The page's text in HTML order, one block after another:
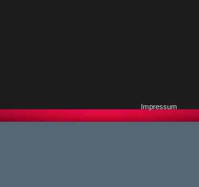
Impressum